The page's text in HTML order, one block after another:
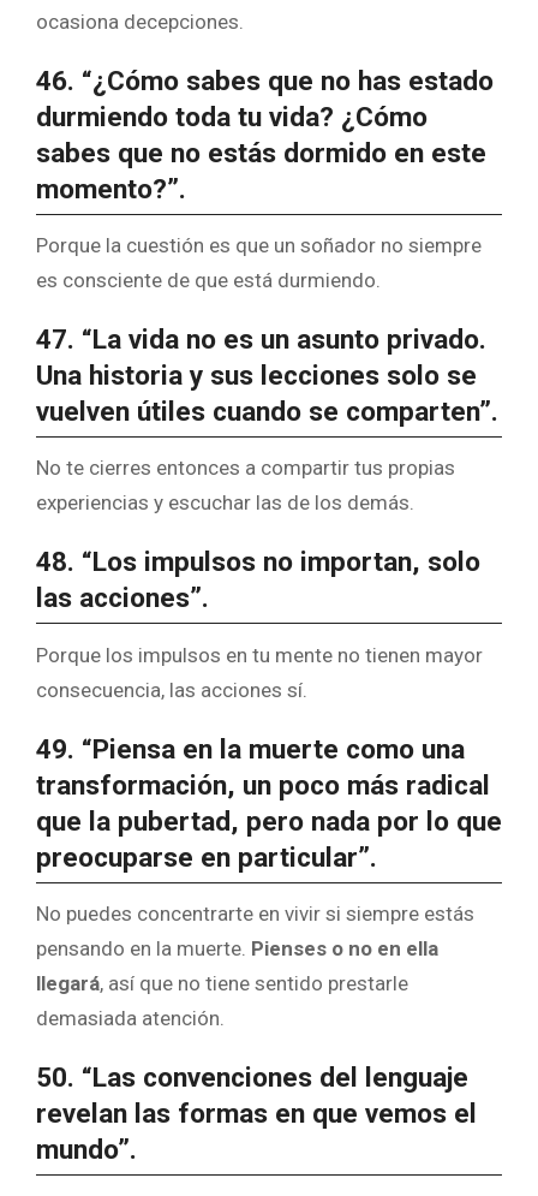
ocasiona decepciones.
46. “¿Cómo sabes que no has estado
durmiendo toda tu vida? ¿Cómo
sabes que no estás dormido en este
momento?”.
Porque la cuestión es que un soñador no siempre
es consciente de que está durmiendo.
47. “La vida no es un asunto privado.
Una historia y sus lecciones solo se
vuelven útiles cuando se comparten”.
No te cierres entonces a compartir tus propias
experiencias y escuchar las de los demás.
48. “Los impulsos no importan, solo
las acciones”.
Porque los impulsos en tu mente no tienen mayor
consecuencia, las acciones sí.
49. “Piensa en la muerte como una
transformación, un poco más radical
que la pubertad, pero nada por lo que
preocuparse en particular”.
No puedes concentrarte en vivir si siempre estás
pensando en la muerte. Pienses o no en ella
llegará, así que no tiene sentido prestarle
demasiada atención.
50. “Las convenciones del lenguaje
revelan las formas en que vemos el
mundo”.